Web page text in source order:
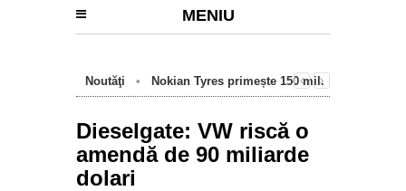
MENIU
Noutăţi •
Nokian Tyres primește 150 mil.
cu emisii zero de la Oradea
Dieselgate: VW riscă o
amendă de 90 miliarde
dolari